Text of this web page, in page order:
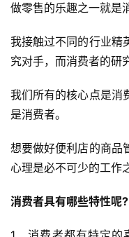
做零售的乐趣之一就是
我接触过不同的行业精
究对手，而消费者的研
我们所有的核心点是消
是消费者。
想要做好便利店的商品
心理是必不可少的工作
消费者具有哪些特性呢?